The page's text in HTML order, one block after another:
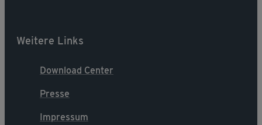
Weitere Links
Download Center
Presse
Impressum